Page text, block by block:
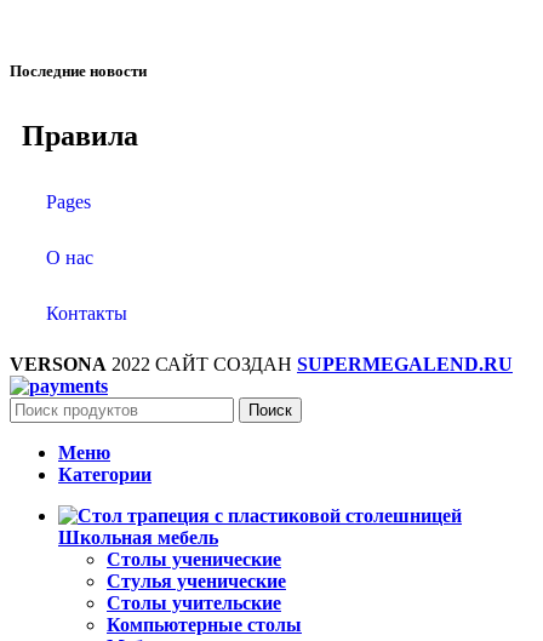
Последние новости
Правила
Pages
О нас
Контакты
VERSONA 2022 САЙТ СОЗДАН SUPERMEGALEND.RU
Поиск
Меню
Категории
Школьная мебель
Столы ученические
Стулья ученические
Столы учительские
Компьютерные столы